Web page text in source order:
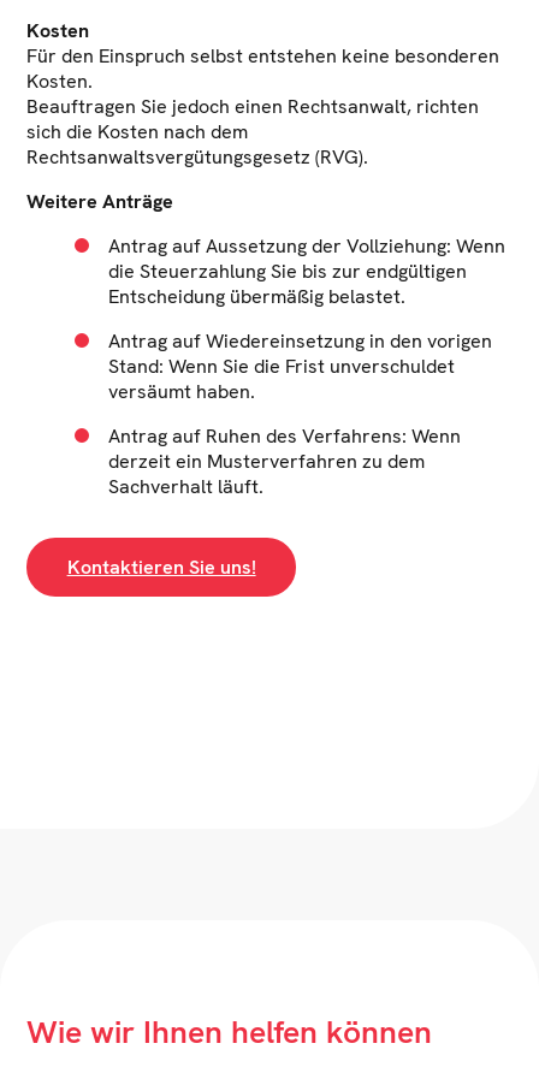
Kosten
Für den Einspruch selbst entstehen keine besonderen
Kosten.
Beauftragen Sie jedoch einen Rechtsanwalt, richten
sich die Kosten nach dem
Rechtsanwaltsvergütungsgesetz (RVG).
Weitere Anträge
Antrag auf Aussetzung der Vollziehung: Wenn
die Steuerzahlung Sie bis zur endgültigen
Entscheidung übermäßig belastet.
Antrag auf Wiedereinsetzung in den vorigen
Stand: Wenn Sie die Frist unverschuldet
versäumt haben.
Antrag auf Ruhen des Verfahrens: Wenn
derzeit ein Musterverfahren zu dem
Sachverhalt läuft.
Kontaktieren Sie uns!
Wie wir Ihnen helfen können